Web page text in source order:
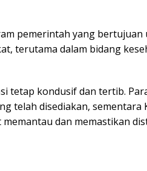
pemerintah yang bertujuan
terutama dalam bidang
tetap kondusif dan tertib.
telah disediakan, sementara
dan memastikan